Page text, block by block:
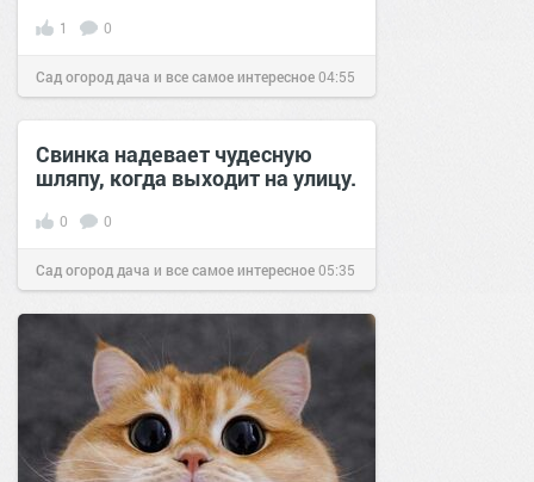
1 0
Сад огород дача и все самое интересное04:55
24 авг 2016
Свинка надевает чудесную
шляпу, когда выходит на улицу.
0 0
Сад огород дача и все самое интересное05:35
17 дек 2016